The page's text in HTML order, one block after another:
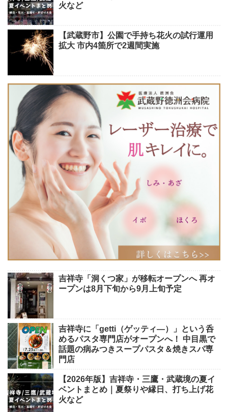
火など
【武蔵野市】公園で手持ち花火の試行運用
拡大 市内4箇所で2週間実施
吉祥寺「洞くつ家」が移転オープンへ 再オ
ープンは8月下旬から9月上旬予定
吉祥寺に「getti（ゲッティ―）」という呑
めるパスタ専門店がオープンへ！ 中目黒で
話題の病みつきスープパスタ＆焼きスパ専
門店
【2026年版】吉祥寺・三鷹・武蔵境の夏イ
ベントまとめ｜夏祭りや縁日、打ち上げ花
火など